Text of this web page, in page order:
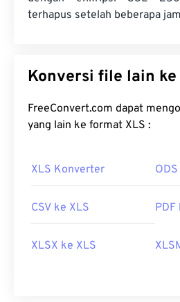
terhapus setelah beberapa
FreeConvert.com dapat
yang lain ke format XLS :
XLS Konverter
CSV ke XLS PDF
XLSX ke XLS